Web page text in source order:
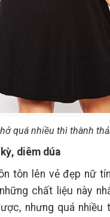
quá nhiều thì thành
diêm dúa
tôn lên vẻ đẹp nữ
chất liệu này
nhưng quá nhiều